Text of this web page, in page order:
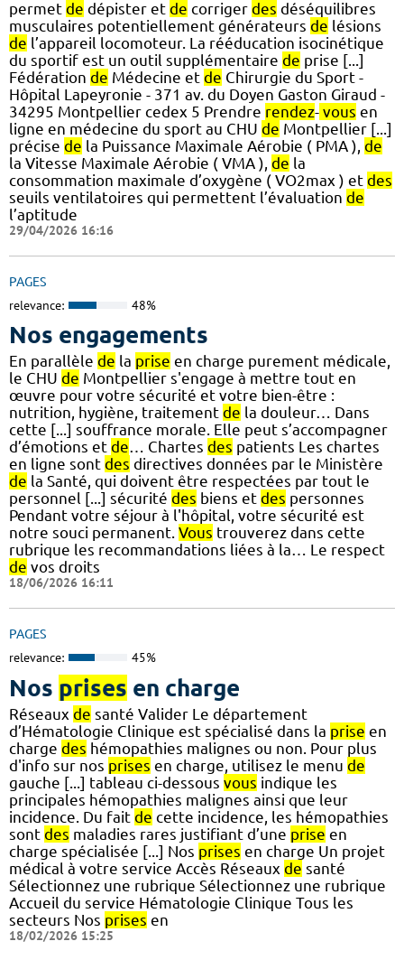
permet de dépister et de corriger des déséquilibres
musculaires potentiellement générateurs de lésions
de l’appareil locomoteur. La rééducation isocinétique
du sportif est un outil supplémentaire de prise [...]
Fédération de Médecine et de Chirurgie du Sport -
Hôpital Lapeyronie - 371 av. du Doyen Gaston Giraud -
34295 Montpellier cedex 5 Prendre rendez- vous en
ligne en médecine du sport au CHU de Montpellier [...]
précise de la Puissance Maximale Aérobie ( PMA ), de
la Vitesse Maximale Aérobie ( VMA ), de la
consommation maximale d’oxygène ( VO2max ) et des
seuils ventilatoires qui permettent l’évaluation de
l’aptitude
29/04/2026 16:16
PAGES
relevance: 48%
Nos engagements
En parallèle de la prise en charge purement médicale,
le CHU de Montpellier s'engage à mettre tout en
œuvre pour votre sécurité et votre bien-être :
nutrition, hygiène, traitement de la douleur… Dans
cette [...] souffrance morale. Elle peut s’accompagner
d’émotions et de… Chartes des patients Les chartes
en ligne sont des directives données par le Ministère
de la Santé, qui doivent être respectées par tout le
personnel [...] sécurité des biens et des personnes
Pendant votre séjour à l'hôpital, votre sécurité est
notre souci permanent. Vous trouverez dans cette
rubrique les recommandations liées à la… Le respect
de vos droits
18/06/2026 16:11
PAGES
relevance: 45%
Nos prises en charge
Réseaux de santé Valider Le département
d’Hématologie Clinique est spécialisé dans la prise en
charge des hémopathies malignes ou non. Pour plus
d'info sur nos prises en charge, utilisez le menu de
gauche [...] tableau ci-dessous vous indique les
principales hémopathies malignes ainsi que leur
incidence. Du fait de cette incidence, les hémopathies
sont des maladies rares justifiant d’une prise en
charge spécialisée [...] Nos prises en charge Un projet
médical à votre service Accès Réseaux de santé
Sélectionnez une rubrique Sélectionnez une rubrique
Accueil du service Hématologie Clinique Tous les
secteurs Nos prises en
18/02/2026 15:25